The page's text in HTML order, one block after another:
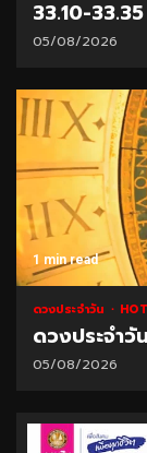
33.10-
05/08/2026
1 min read
ดวงประจำวัน
ดวงประจำ
05/08/2026